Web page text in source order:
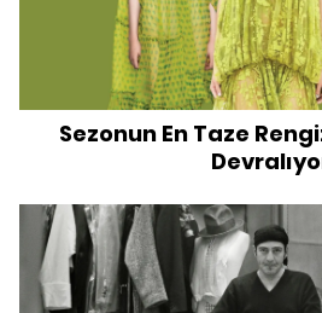
Sezonun En Taze